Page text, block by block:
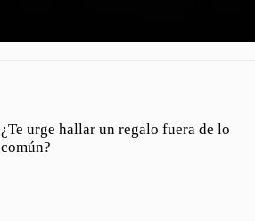
¿Te urge hallar un regalo fuera de lo
común?